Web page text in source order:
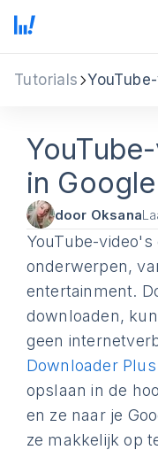
Tutorials
in
door Oksana
YouTube-
onderwerpen,
entertainment.
downloaden,
geen
Downloader Plus
opslaan in de
en ze naar je
ze makkelijk op